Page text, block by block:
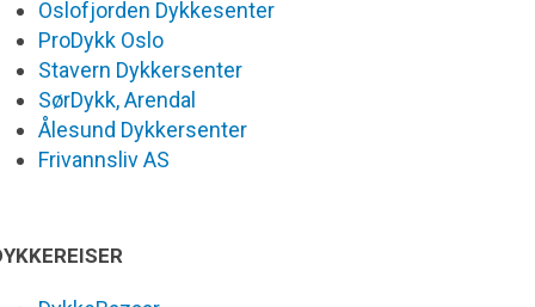
Oslofjorden Dykkesenter
ProDykk Oslo
Stavern Dykkersenter
SørDykk, Arendal
Ålesund Dykkersenter
Frivannsliv AS